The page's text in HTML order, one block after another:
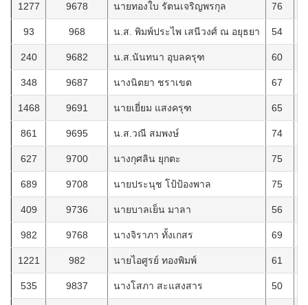
1277 9678 นายทองใบ รัตนเจริญพรกุล 76
93 968 น.ส. พิมพ์ประไพ เสนีวงศ์ ณ อยุธยา 54
240 9682 น.ส.นันทนา อุบลครุฑ 60
348 9687 นางนิตยา ชราเขต 67
1468 9691 นายเยี่ยม แสงครุฑ 65
861 9695 น.ส.วณี สมพงษ์ 74
627 9700 นางกุศลิน ยุกตะ 75
689 9708 นายประนุช โป้ป้องพาล 75
409 9736 นายบาลเย็น มาลา 56
982 9768 นางจิราภา ทั้งเกสร 69
1221 982 นายไอศูรย์ ทองพิมพ์ 61
535 9837 นางโสภา สะแสงสาร 50